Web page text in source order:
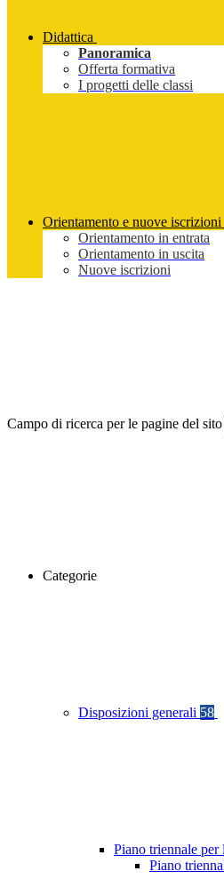
Didattica
Panoramica
Offerta formativa
I progetti delle classi
Orientamento e nuove iscrizioni
Orientamento in entrata
Orientamento in uscita
Nuove iscrizioni
Campo di ricerca per le pagine del sito
Categorie
Disposizioni generali 58
Piano triennale per
Piano